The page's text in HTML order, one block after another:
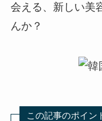
会える、新しい美
んか？
この記事のポイン